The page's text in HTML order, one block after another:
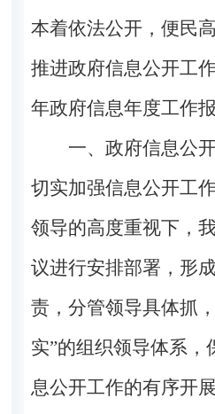
本着依法公开，便民
推进政府信息公开工
年政府信息年度工作
一、政府信息公
切实加强信息公开工
领导的高度重视下，
议进行安排部署，形成
责，分管领导具体抓
实”的组织领导体系，
息公开工作的有序开展